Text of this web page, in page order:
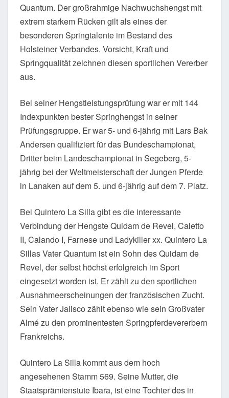
Quantum. Der großrahmige Nachwuchshengst mit
extrem starkem Rücken gilt als eines der
besonderen Springtalente im Bestand des
Holsteiner Verbandes. Vorsicht, Kraft und
Springqualität zeichnen diesen sportlichen Vererber
aus.
Bei seiner Hengstleistungsprüfung war er mit 144
Indexpunkten bester Springhengst in seiner
Prüfungsgruppe. Er war 5- und 6-jährig mit Lars Bak
Andersen qualifiziert für das Bundeschampionat,
Dritter beim Landeschampionat in Segeberg, 5-
jährig bei der Weltmeisterschaft der Jungen Pferde
in Lanaken auf dem 5. und 6-jährig auf dem 7. Platz.
Bei Quintero La Silla gibt es die interessante
Verbindung der Hengste Quidam de Revel, Caletto
II, Calando I, Farnese und Ladykiller xx. Quintero La
Sillas Vater Quantum ist ein Sohn des Quidam de
Revel, der selbst höchst erfolgreich im Sport
eingesetzt worden ist. Er zählt zu den sportlichen
Ausnahmeerscheinungen der französischen Zucht.
Sein Vater Jalisco zählt ebenso wie sein Großvater
Almé zu den prominentesten Springpferdevererbern
Frankreichs.
Quintero La Silla kommt aus dem hoch
angesehenen Stamm 569. Seine Mutter, die
Staatsprämienstute Ibara, ist eine Tochter des in